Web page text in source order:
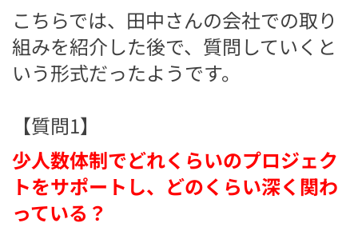
こちらでは、田中さんの会社での取り
組みを紹介した後で、質問していくと
いう形式だったようです。
【質問1】
少人数体制でどれくらいのプロジェク
トをサポートし、どのくらい深く関わ
っている？